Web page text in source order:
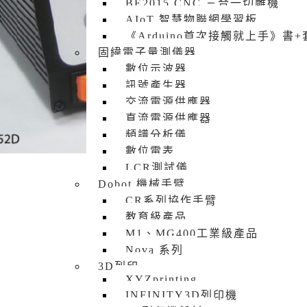
BE2015 CNC 三合一切雕機
AIoT 智慧物聯網學習板
《Arduino首次接觸就上手》書+
固緯電子量測儀器
數位示波器
訊號產生器
交流電源供應器
直流電源供應器
頻譜分析儀
數位電表
LCR測試儀
Dobot 機械手臂
CR系列協作手臂
教育級產品
M1、MG400工業級產品
Nova 系列
3D列印
XYZprinting
INFINITY3D列印機